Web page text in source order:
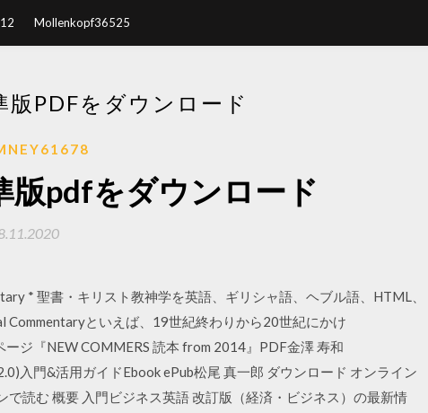
Mollenkopf36525
版PDFをダウンロード
版pdfをダウンロード
* 聖書・キリスト教神学を英語、ギリシャ語、ヘブル語、HTML、
といえば、19世紀終わりから20世紀にかけ
ジ『NEW COMMERS 読本 from 2014』PDF金澤 寿和
入門&活用ガイドEbook ePub松尾 真一郎 ダウンロード オンライン
読む 概要 入門ビジネス英語 改訂版（経済・ビジネス）の最新情